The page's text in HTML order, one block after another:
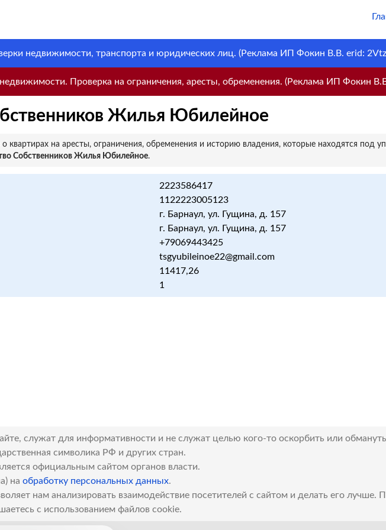
недвижимости, транспорта и юридических лиц. (Реклама ИП Фокин В.В. erid:
Проверка на ограничения, аресты, обременения. (Реклама ИП Фокин
Жилья Юбилейное
на аресты, ограничения, обременения и историю владения, которые находятся под
Собственников Жилья Юбилейное.
2223586417
1122223005123
г. Барнаул, ул. Гущина, д. 157
г. Барнаул, ул. Гущина, д. 157
+79069443425
tsgyubileinoe22@gmail.com
11417,26
1
служат для информативности и не служат целью кого-то оскорбить или
символика РФ и других стран.
официальным сайтом органов власти.
на обработку персональных данных.
нам анализировать взаимодействие посетителей с сайтом и делать его лучше.
с использованием файлов cookie.